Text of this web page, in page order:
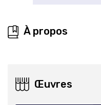
À propos
Œuvres